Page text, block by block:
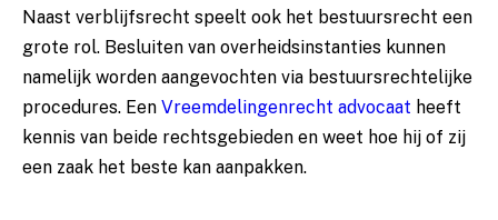
Naast verblijfsrecht speelt ook het bestuursrecht een
grote rol. Besluiten van overheidsinstanties kunnen
namelijk worden aangevochten via bestuursrechtelijke
procedures. Een Vreemdelingenrecht advocaat heeft
kennis van beide rechtsgebieden en weet hoe hij of zij
een zaak het beste kan aanpakken.